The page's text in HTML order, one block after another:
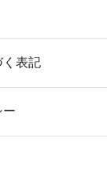
く表記
ー